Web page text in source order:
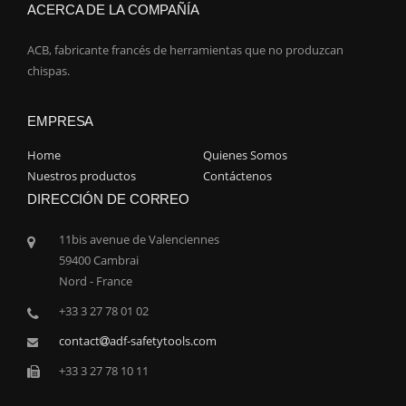
ACERCA DE LA COMPAÑÍA
ACB, fabricante francés de herramientas que no produzcan
chispas.
EMPRESA
Home
Quienes Somos
Nuestros productos
Contáctenos
DIRECCIÓN DE CORREO
11bis avenue de Valenciennes
59400 Cambrai
Nord - France
+33 3 27 78 01 02
contact
adf-safetytools.com
+33 3 27 78 10 11